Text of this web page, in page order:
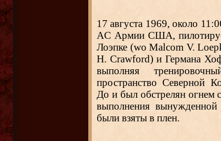
17 августа 1969, около
AC Армии США,
Лоэпке (wo Malcom V.
H. Crawford) и Германа
выполняя
пространство Северной
До и был обстрелян огнем
выполнения
были взяты в плен.